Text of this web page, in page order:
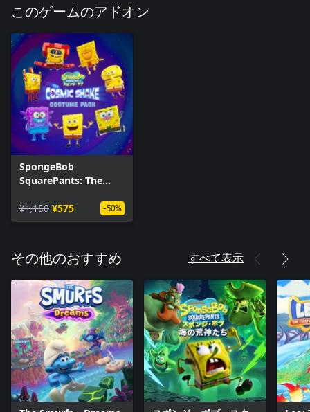
このゲームのアドオン
SpongeBob
SquarePants: The
Costume Pack DLC
¥1,150 ¥575 -50%
その他のおすすめ すべて表示